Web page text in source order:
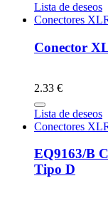
Lista de deseos
Conectores
Conector
2.33 €
Lista de deseos
Conectores
EQ9163/B
Tipo D